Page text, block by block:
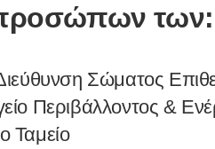
των:
Σώματος
&
Ταμείο